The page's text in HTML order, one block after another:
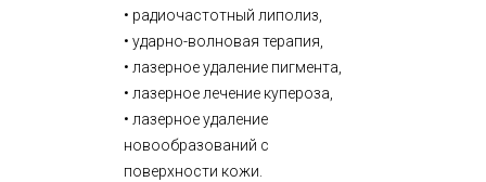
• радиочастотный липолиз,
• ударно-волновая терапия,
• лазерное удаление пигмента,
• лазерное лечение купероза,
• лазерное удаление
новообразований с
поверхности кожи.